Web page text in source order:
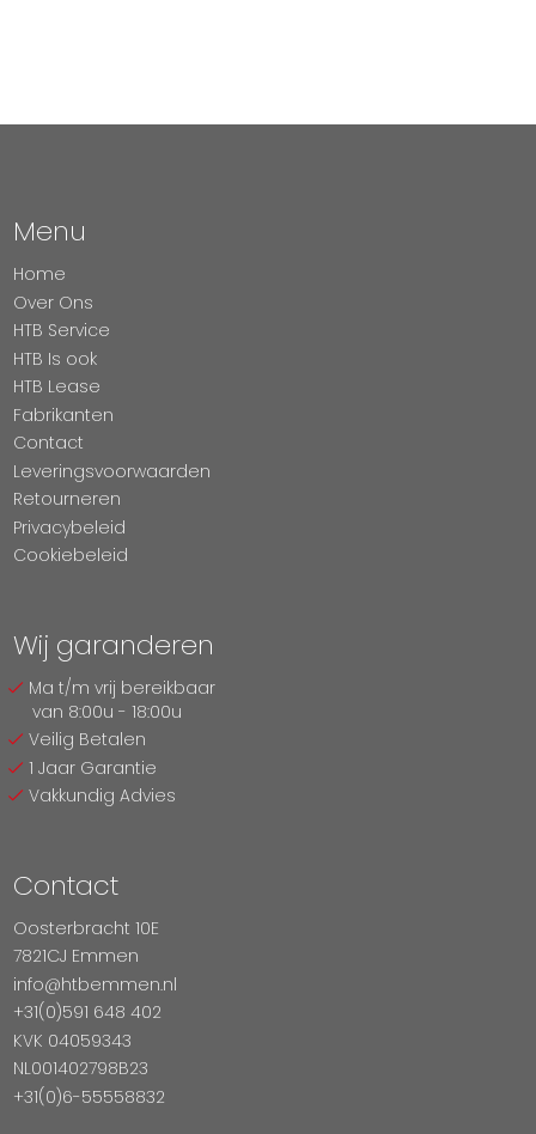
Menu
Home
Over Ons
HTB Service
HTB Is ook
HTB Lease
Fabrikanten
Contact
Leveringsvoorwaarden
Retourneren
Privacybeleid
Cookiebeleid
Wij garanderen
Ma t/m vrij bereikbaar
van 8:00u - 18:00u
Veilig Betalen
1 Jaar Garantie
Vakkundig Advies
Contact
Oosterbracht 10E
7821CJ Emmen
info@htbemmen.nl
+31(0)591 648 402
KVK 04059343
NL001402798B23
+31(0)6-55558832